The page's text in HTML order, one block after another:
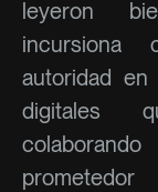
leyeron
incursiona
autoridad en
digitales
prometedor